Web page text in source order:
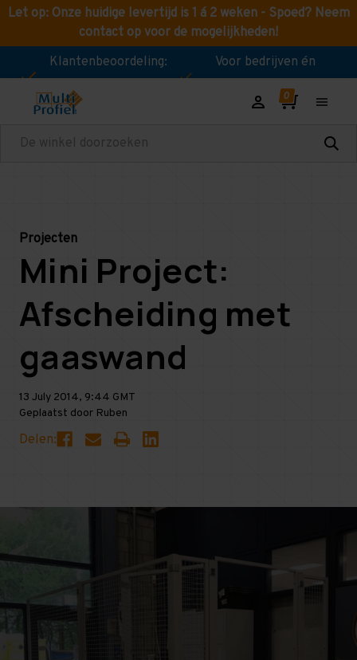
Let op: Onze huidige levertijd is 1 á 2 weken - Spoed? Neem
contact op voor de mogelijkheden!
Klantenbeoordeling:
Voor bedrijven én
consumenten!
Zoeken
Projecten
Mini Project:
Afscheiding met
gaaswand
13 July 2014, 9:44 GMT
Geplaatst door Ruben
Delen: